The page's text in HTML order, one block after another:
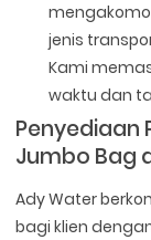
jenis
Kami
waktu dan
Penyediaan
Jumbo Bag
Ady Water
bagi klien